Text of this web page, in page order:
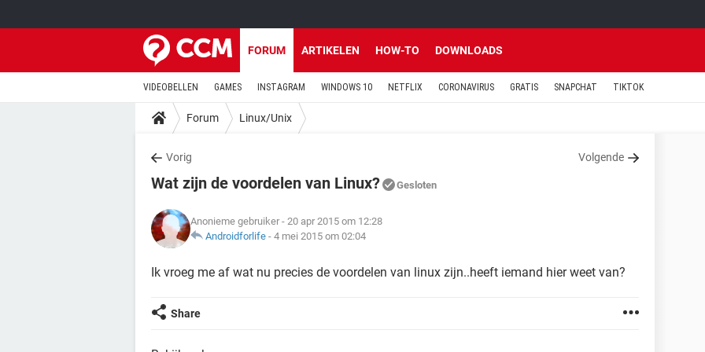
FORUM ARTIKELEN HOW-TO DOWNLOADS
VIDEOBELLEN GAMES INSTAGRAM WINDOWS 10 NETFLIX CORONAVIRUS GRATIS SNAPCHAT TIKTOK
Forum Linux/Unix
Vorig Volgende
Wat zijn de voordelen van Linux? Gesloten
Anonieme gebruiker - 20 apr 2015 om 12:28
Androidforlife - 4 mei 2015 om 02:04
Ik vroeg me af wat nu precies de voordelen van linux zijn..heeft iemand hier weet van?
Share